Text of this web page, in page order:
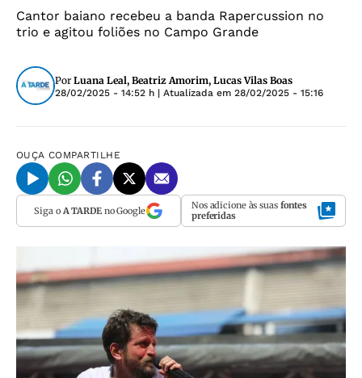
Cantor baiano recebeu a banda Rapercussion no
trio e agitou foliões no Campo Grande
Por Luana Leal, Beatriz Amorim, Lucas Vilas Boas
28/02/2025 - 14:52 h | Atualizada em 28/02/2025 - 15:16
OUÇA COMPARTILHE
Siga o A TARDEno Google Nos adicione às suas fontes
preferidas